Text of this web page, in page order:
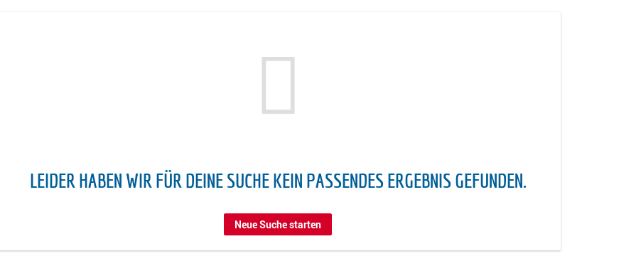
LEIDER HABEN WIR FÜR DEINE SUCHE KEIN PASSENDES ERGEBNIS GEFUNDEN.
Neue Suche starten